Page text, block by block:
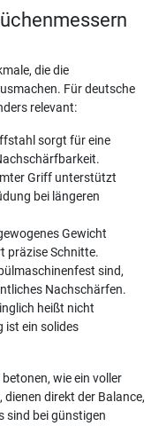
die die
Für deutsche
relevant:
sorgt für eine
Griff unterstützt
bei längeren
Gewicht
präzise Schnitte.
sind,
Nachschärfen.
heißt nicht
ist ein solides
wie ein voller
direkt der Balance,
sind bei günstigen